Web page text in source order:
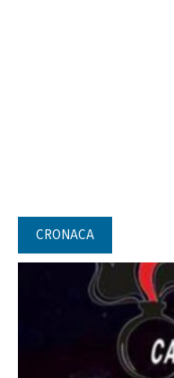
CRONACA